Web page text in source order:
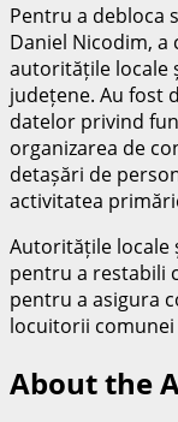
Pentru a debloca
Daniel Nicodim, a
autoritățile locale
județene. Au fost
datelor privind
organizarea de
detașări de
activitatea
Autoritățile locale
pentru a restabili
pentru a asigura
locuitorii comunei
About the